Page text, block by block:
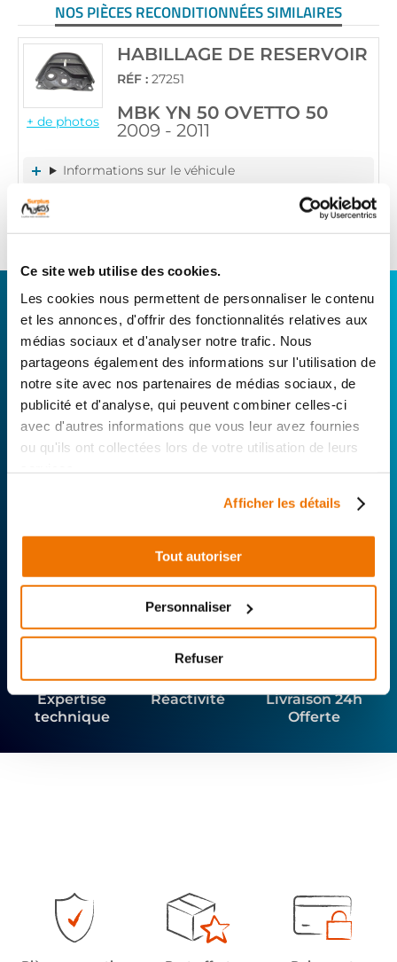
Ce site web utilise des cookies.
Les cookies nous permettent de personnaliser le contenu
et les annonces, d'offrir des fonctionnalités relatives aux
médias sociaux et d'analyser notre trafic. Nous
partageons également des informations sur l'utilisation de
notre site avec nos partenaires de médias sociaux, de
publicité et d'analyse, qui peuvent combiner celles-ci
avec d'autres informations que vous leur avez fournies
ou qu'ils ont collectées lors de votre utilisation de leurs
Afficher les détails
Tout autoriser
Personnaliser
Refuser
NOS PIÈCES RECONDITIONNÉES SIMILAIRES
+ de photos
HABILLAGE DE RESERVOIR
RÉF : 27251
MBK YN 50 OVETTO 50
2009 - 2011
Informations sur le véhicule
14
en stock
Ajouter au panier
CONNECTEZ-VOUS AVEC VOTRE
RÉPARATEUR FAVORI
Avec Surplus Motos, bénéficiez de l’expertise
technique de notre réseau de Réparateurs-
Distributeurs. De l’achat de pièces scooters
d’occasion garanties à la révision complète de
Expertise
technique
Réactivité
Livraison 24h
Offerte